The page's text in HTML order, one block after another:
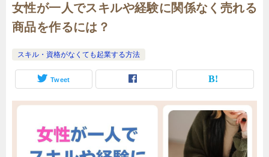
女性が一人でスキルや経験に関係なく売れる
商品を作るには？
スキル・資格がなくても起業する方法
Tweet